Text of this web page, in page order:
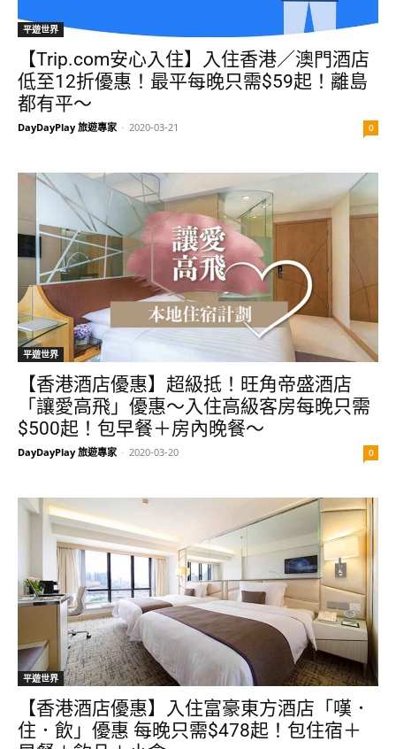
平遊世界
【Trip.com安心入住】入住香港／澳門酒店
低至12折優惠！最平每晚只需$59起！離島
都有平～
DayDayPlay 旅遊專家 - 2020-03-21 0
平遊世界
【香港酒店優惠】超級抵！旺角帝盛酒店
「讓愛高飛」優惠～入住高級客房每晚只需
$500起！包早餐＋房內晚餐～
DayDayPlay 旅遊專家 - 2020-03-20 0
平遊世界
【香港酒店優惠】入住富豪東方酒店「嘆．
住．飲」優惠 每晚只需$478起！包住宿＋